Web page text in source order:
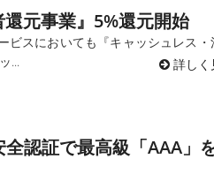
元事業』5%還元開始
ビスにおいても『キャッシュレス・
...
詳しく
認証で最高級「AAA」